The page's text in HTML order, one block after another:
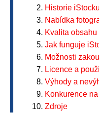
Historie iStocku
Nabídka
Kvalita
Jak funguje
Možnosti
Licence a
Výhody a
Konkurence
Zdroje